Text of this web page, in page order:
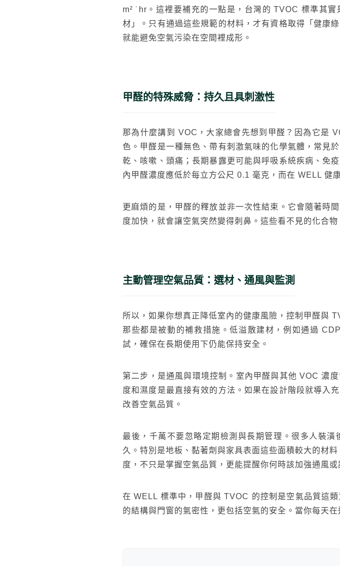
m² ˙hr。這裡要補充的一點是，台灣的 TVOC 標準其
材」。只有通過這些規範的材料，才有資格取得「健康
就能避免空氣污染在空間裡成形。
甲醛的特殊威脅：持久且具刺激性
那為什麼講到 VOC，大家總會先想到甲醛？因為它是
色。甲醛是一種無色、帶有刺激氣味的化學氣體，常見
乾、咳嗽、頭痛；長期暴露更可能與呼吸系統疾病、免
內甲醛濃度應低於每立方公尺 0.1 毫克，而在 WELL 健
更麻煩的是，甲醛的釋放並非一次性結束。它會隨著時
度加快，就會讓空氣突然變得刺鼻。這些看不見的化合
主動管理空氣品質：選材、通風與監測
所以，如果你想真正降低室內的健康風險，控制甲醛與
那些都是被動的補救措施。低溢散建材，例如通過
試，確保在長期使用下仍能保持安全。
第二步，是通風與環境控制。室內甲醛與其他 VOC 濃
度和濕度是最直接有效的方法。如果在設計階段就導入
改善空氣品質。
最後，千萬不要忽略定期檢測與長期管理。很多人裝
久。特別是地板、黏著劑與家具表面這些面積較大的材
度，不只是掌握空氣品質，更能提醒你何時該加強通風或
在 WELL 標準中，甲醛與 TVOC 的控制是空氣品質這
的結構與門窗的氣密性，更包括空氣的安全。當你每天